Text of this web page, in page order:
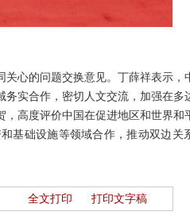
心的问题交换意见。丁薛祥表示，
实合作，密切人文交流，加强在多
高度评价中国在促进地区和世界和
基础设施等领域合作，推动双边关
全文打印 打印文字稿